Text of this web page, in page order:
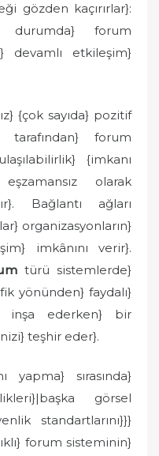
gözden kaçırırlar}:
forum
devamlı etkileşim}
{çok sayıda} pozitif
tarafından} forum
{imkanı
olarak
Bağlantı ağları
organizasyonların}
imkânını verir}.
türü sistemlerde}
yönünden} faydalı}
inşa ederken} bir
teşhir eder}.
yapma} sırasında}
görsel
standartlarını}}}
forum sisteminin}